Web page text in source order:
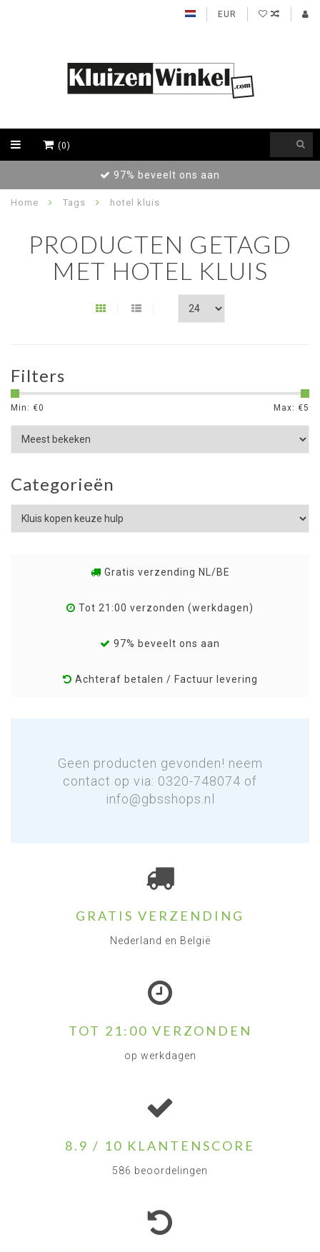
EUR
(0)
97% beveelt ons aan
Home Tags hotel kluis
PRODUCTEN GETAGD
MET HOTEL KLUIS
Filters
Min: €0 Max: €5
Categorieën
Gratis verzending NL/BE
Tot 21:00 verzonden (werkdagen)
97% beveelt ons aan
Achteraf betalen / Factuur levering
Geen producten gevonden! neem
contact op via: 0320-748074 of
info@gbsshops.nl
GRATIS VERZENDING
Nederland en België
TOT 21:00 VERZONDEN
op werkdagen
8.9 / 10 KLANTENSCORE
586 beoordelingen